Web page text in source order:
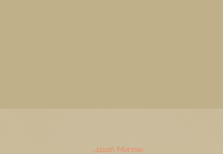
Jason Morrow. Mogelijk gemaakt door